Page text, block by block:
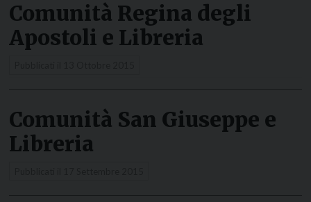
Comunità Regina degli
Apostoli e Libreria
Comunità San Giuseppe e
Libreria